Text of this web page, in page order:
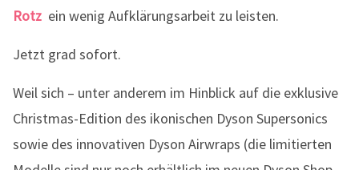
Rotz ein wenig Aufklärungsarbeit zu leisten.
Jetzt grad sofort.
Weil sich – unter anderem im Hinblick auf die exklusive
Christmas-Edition des ikonischen Dyson Supersonics
sowie des innovativen Dyson Airwraps (die limitierten